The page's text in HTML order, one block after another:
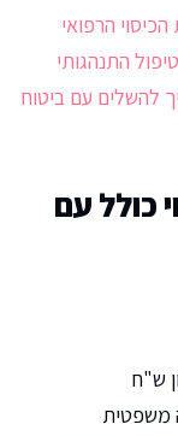
הרפואי
התנהגותי
להשלים עם ביטוח
כולל עם
ש"ח
משפטית